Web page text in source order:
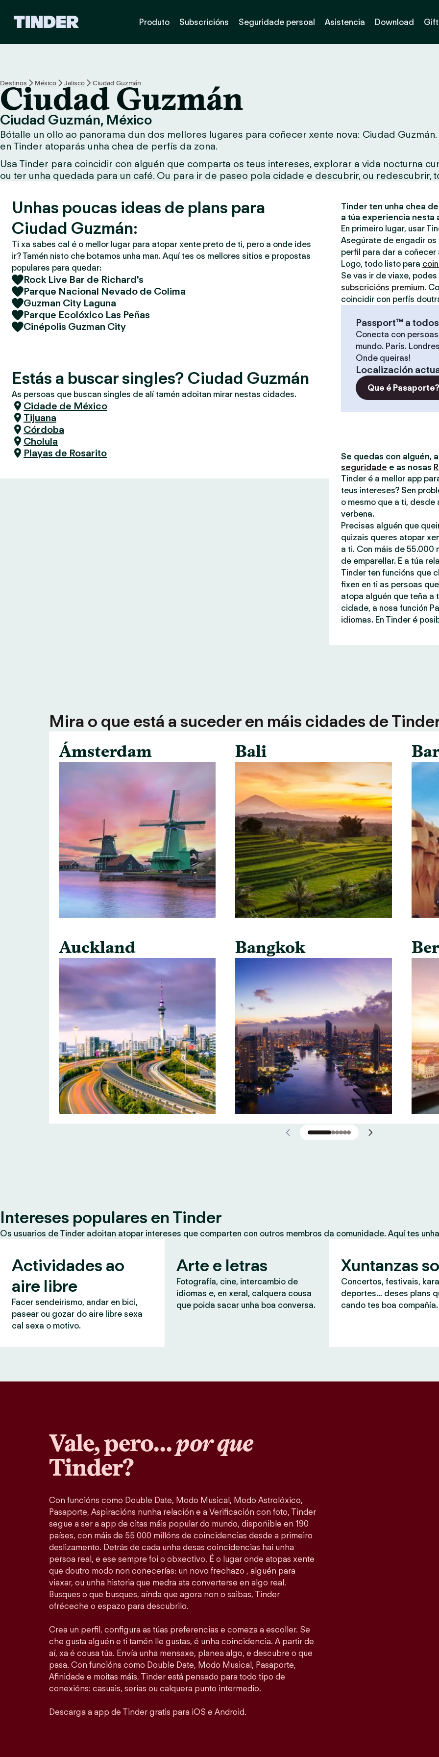
H
o
m
e
Produto Subscricións Seguridade persoal Asistencia Download
Destinos México Jalisco Ciudad Guzmán
Ciudad Guzmán
Ciudad Guzmán, México
Bótalle un ollo ao panorama dun dos mellores lugares para coñecer xente nova: Ciudad
en Tinder atoparás unha chea de perfís da zona.
Usa Tinder para coincidir con alguén que comparta os teus intereses, explorar a vida nocturna
ou ter unha quedada para un café. Ou para ir de paseo pola cidade e descubrir, ou redescubrir,
Unhas poucas ideas de plans para
Ciudad Guzmán:
Ti xa sabes cal é o mellor lugar para atopar xente preto de ti, pero a onde ides
ir? Tamén nisto che botamos unha man. Aquí tes os mellores sitios e propostas
populares para quedar:
Rock Live Bar de Richard's
Parque Nacional Nevado de Colima
Guzman City Laguna
Parque Ecolóxico Las Peñas
Cinépolis Guzman City
Estás a buscar singles? Ciudad Guzmán
As persoas que buscan singles de alí tamén adoitan mirar nestas cidades.
Cidade de México
Tijuana
Córdoba
Cholula
Playas de Rosarito
Tinder ten unha chea
a túa experiencia nesta
En primeiro lugar, usar
Asegúrate de engadir
perfil para dar a
Logo, todo listo para
Se vas ir de viaxe, podes
subscricións premium.
coincidir con perfís
Passport™ a
Conecta con
mundo. París.
Onde queiras!
Localización
Que é Pasaporte?
Se quedas con alguén,
seguridade e as nosas
Tinder é a mellor app
teus intereses? Sen
o mesmo que a ti,
verbena.
Precisas alguén que
quizais queres atopar
a ti. Con máis de 55.000
de emparellar. E a túa
Tinder ten funcións que
fixen en ti as persoas
atopa alguén que teña a
cidade, a nosa función
idiomas. En Tinder é
Mira o que está a suceder en máis cidades de
Ámsterdam
Auckland
Bali
Bangkok
Intereses populares en Tinder
Os usuarios de Tinder adoitan atopar intereses que comparten con outros membros da comunidade. Aquí tes
Actividades ao
aire libre
Facer sendeirismo, andar en bici,
pasear ou gozar do aire libre sexa
cal sexa o motivo.
Arte e letras
Fotografía, cine, intercambio de
idiomas e, en xeral, calquera cousa
que poida sacar unha boa conversa.
Xuntanzas
Concertos, festivais,
deportes… deses plans
cando tes boa compañía.
Vale, pero…por que
Tinder?
Con funcións como Double Date, Modo Musical, Modo Astrolóxico,
Pasaporte, Aspiracións nunha relación e a Verificación con foto, Tinder
segue a ser a app de citas máis popular do mundo, dispoñible en 190
países, con máis de 55 000 millóns de coincidencias desde a primeiro
deslizamento. Detrás de cada unha desas coincidencias hai unha
persoa real, e ese sempre foi o obxectivo. É o lugar onde atopas xente
que doutro modo non coñecerías: un novo frechazo , alguén para
viaxar, ou unha historia que medra ata converterse en algo real.
Busques o que busques, aínda que agora non o saibas, Tinder
ofréceche o espazo para descubrilo.
Crea un perfil, configura as túas preferencias e comeza a escoller. Se
che gusta alguén e ti tamén lle gustas, é unha coincidencia. A partir de
aí, xa é cousa túa. Envía unha mensaxe, planea algo, e descubre o que
pasa. Con funcións como Double Date, Modo Musical, Pasaporte,
Afinidade e moitas máis, Tinder está pensado para todo tipo de
conexións: casuais, serias ou calquera punto intermedio.
Descarga a app de Tinder gratis para iOS e Android.